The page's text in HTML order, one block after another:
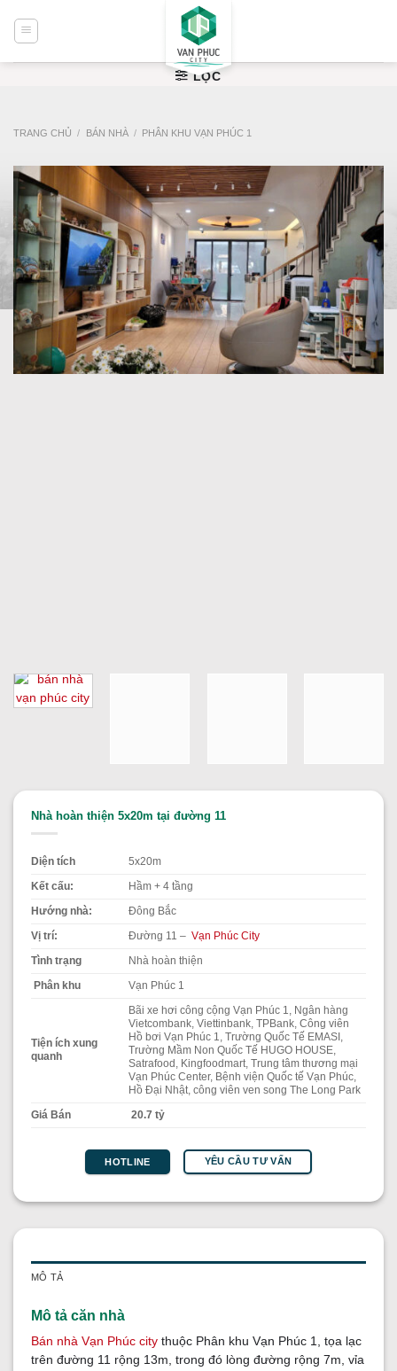
nội
dung
LỌC
TRANG CHỦ / BÁN NHÀ / PHÂN KHU VẠN PHÚC 1
Nhà hoàn thiện 5x20m tại đường 11
Diện tích
5x20m
Kết cấu:
Hầm + 4 tầng
Hướng nhà:
Đông Bắc
Vị trí:
Đường 11 –Vạn Phúc City
Tình trạng
Nhà hoàn thiện
Phân khu
Vạn Phúc 1
Tiện ích xung
quanh
Bãi xe hơi công cộng Vạn Phúc 1, Ngân hàng
Vietcombank, Viettinbank, TPBank, Công viên
Hồ bơi Vạn Phúc 1, Trường Quốc Tế EMASI,
Trường Mầm Non Quốc Tế HUGO HOUSE,
Satrafood, Kingfoodmart, Trung tâm thương mại
Vạn Phúc Center, Bệnh viện Quốc tế Vạn Phúc,
Hồ Đại Nhật, công viên ven song The Long Park
Giá Bán
20.7 tỷ
HOTLINE YÊU CẦU TƯ VẤN
MÔ TẢ
Mô tả căn nhà
Bán nhà Vạn Phúc city thuộc Phân khu Vạn Phúc 1, tọa lạc
trên đường 11 rộng 13m, trong đó lòng đường rộng 7m, vỉa